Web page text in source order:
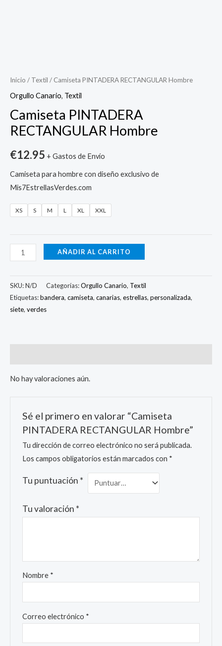
Inicio / Textil / Camiseta PINTADERA RECTANGULAR Hombre
Orgullo Canario, Textil
Camiseta PINTADERA
RECTANGULAR Hombre
€12.95 + Gastos de Envío
Camiseta para hombre con diseño exclusivo de
Mis7EstrellasVerdes.com
XS S M L XL XXL
RECTANGULAR
Hombre
AÑADIR AL CARRITO
SKU:N/D Categorías:Orgullo Canario, Textil
Etiquetas:bandera, camiseta, canarias, estrellas, personalizada,
siete, verdes
No hay valoraciones aún.
Sé el primero en valorar “Camiseta
PINTADERA RECTANGULAR Hombre”
Tu dirección de correo electrónico no será publicada.
Los campos obligatorios están marcados con *
Tu puntuación *
Tu valoración *
Nombre *
Correo electrónico *